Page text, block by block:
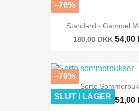
Standard - Gammel
180,00 DKK 54,00
−70%
Sorte
170,00 DKK 51,00
−70%
SLUT I LAGER